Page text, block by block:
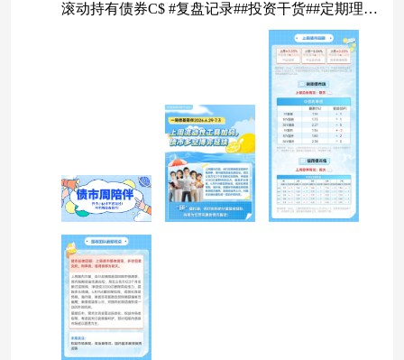
滚动持有债券C$ #复盘记录##投资干货##定期理财
讨论圈##市场震荡下，如何寻找“稳稳的幸福”？##